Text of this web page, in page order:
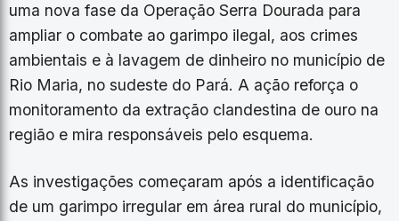
uma nova fase da Operação Serra Dourada para
ampliar o combate ao garimpo ilegal, aos crimes
ambientais e à lavagem de dinheiro no município de
Rio Maria, no sudeste do Pará. A ação reforça o
monitoramento da extração clandestina de ouro na
região e mira responsáveis pelo esquema.
As investigações começaram após a identificação
de um garimpo irregular em área rural do município,